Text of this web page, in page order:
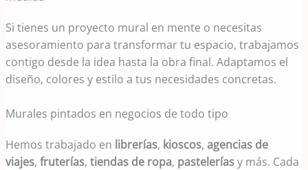
Si tienes un proyecto mural en mente o necesitas
asesoramiento para transformar tu espacio, trabajamos
contigo desde la idea hasta la obra final. Adaptamos el
diseño, colores y estilo a tus necesidades concretas.
Murales pintados en negocios de todo tipo
Hemos trabajado en librerías, kioscos,agencias de
viajes,fruterías,tiendas de ropa, pasteleríasy más. Cada